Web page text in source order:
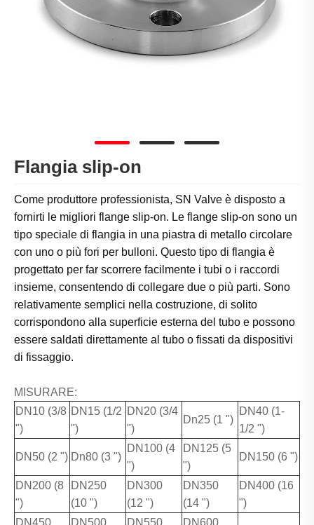
Flangia slip-on
Come produttore professionista, SN Valve è disposto a
fornirti le migliori flange slip-on. Le flange slip-on sono un
tipo speciale di flangia in una piastra di metallo circolare
con uno o più fori per bulloni. Questo tipo di flangia è
progettato per far scorrere facilmente i tubi o i raccordi
insieme, consentendo di collegare due o più parti. Sono
relativamente semplici nella costruzione, di solito
corrispondono alla superficie esterna del tubo e possono
essere saldati direttamente al tubo o fissati da dispositivi
di fissaggio.
MISURARE:
DN10 (3/8
")
DN15 (1/2
")
DN20 (3/4
")
Dn25 (1 ")
DN40 (1-
1/2 ")
DN50 (2 ") Dn80 (3 ")
DN100 (4
")
DN125 (5
")
DN150 (6 ")
DN200 (8
")
DN250
(10 ")
DN300
(12 ")
DN350
(14 ")
DN400 (16
")
DN450
DN500
DN550
DN600